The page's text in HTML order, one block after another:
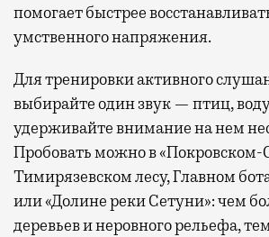
помогает быстрее
умственного напряжения.
Для тренировки активного
выбирайте один звук — птиц,
удерживайте внимание на нем
Пробовать можно в «Покровском-
Тимирязевском лесу, Главном
или «Долине реки Сетуни»: чем
деревьев и неровного рельефа,